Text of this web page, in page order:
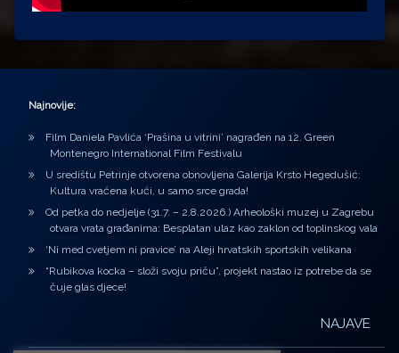
Najnovije:
Film Daniela Pavlića ‘Prašina u vitrini’ nagrađen na 12. Green
Montenegro International Film Festivalu
U središtu Petrinje otvorena obnovljena Galerija Krsto Hegedušić:
Kultura vraćena kući, u samo srce grada!
Od petka do nedjelje (31.7. – 2.8.2026.) Arheološki muzej u Zagrebu
otvara vrata građanima: Besplatan ulaz kao zaklon od toplinskog vala
‘Ni med cvetjem ni pravice’ na Aleji hrvatskih sportskih velikana
“Rubikova kocka – složi svoju priču”, projekt nastao iz potrebe da se
čuje glas djece!
NAJAVE